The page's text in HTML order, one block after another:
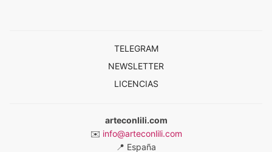
TELEGRAM
NEWSLETTER
LICENCIAS
arteconlili.com
✉️ info@arteconlili.com
📍 España